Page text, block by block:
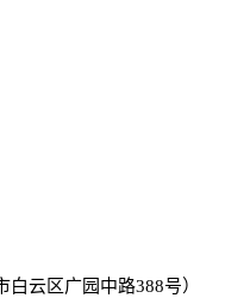
白云区广园中路388号）